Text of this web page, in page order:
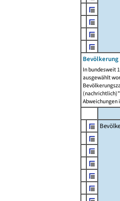
In bundesweit
ausgewählt
Abweichungen